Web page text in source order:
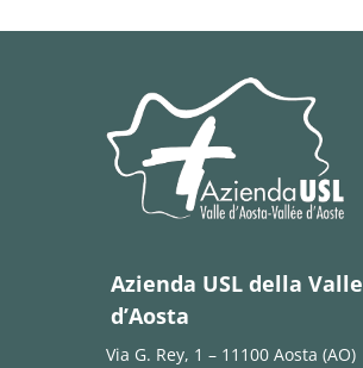
Azienda USL della Valle
d’Aosta
Via G. Rey, 1 – 11100 Aosta (AO)